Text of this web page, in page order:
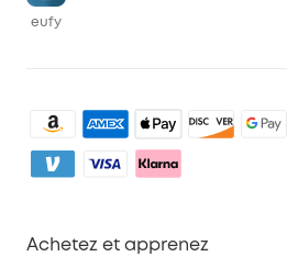
eufy
Achetez et apprenez